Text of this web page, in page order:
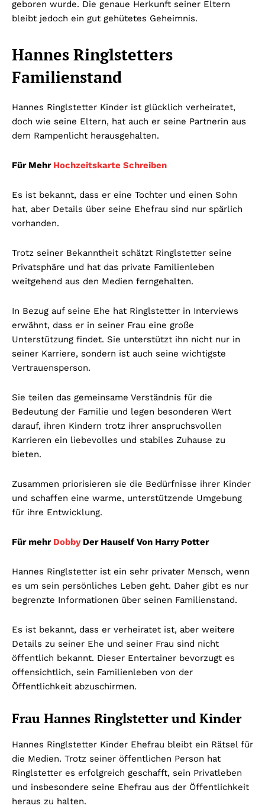
geboren wurde. Die genaue Herkunft seiner Eltern
bleibt jedoch ein gut gehütetes Geheimnis.
Hannes Ringlstetters
Familienstand
Hannes Ringlstetter Kinder ist glücklich verheiratet,
doch wie seine Eltern, hat auch er seine Partnerin aus
dem Rampenlicht herausgehalten.
Für Mehr Hochzeitskarte Schreiben
Es ist bekannt, dass er eine Tochter und einen Sohn
hat, aber Details über seine Ehefrau sind nur spärlich
vorhanden.
Trotz seiner Bekanntheit schätzt Ringlstetter seine
Privatsphäre und hat das private Familienleben
weitgehend aus den Medien ferngehalten.
In Bezug auf seine Ehe hat Ringlstetter in Interviews
erwähnt, dass er in seiner Frau eine große
Unterstützung findet. Sie unterstützt ihn nicht nur in
seiner Karriere, sondern ist auch seine wichtigste
Vertrauensperson.
Sie teilen das gemeinsame Verständnis für die
Bedeutung der Familie und legen besonderen Wert
darauf, ihren Kindern trotz ihrer anspruchsvollen
Karrieren ein liebevolles und stabiles Zuhause zu
bieten.
Zusammen priorisieren sie die Bedürfnisse ihrer Kinder
und schaffen eine warme, unterstützende Umgebung
für ihre Entwicklung.
Für mehr DobbyDer Hauself Von Harry Potter
Hannes Ringlstetter ist ein sehr privater Mensch, wenn
es um sein persönliches Leben geht. Daher gibt es nur
begrenzte Informationen über seinen Familienstand.
Es ist bekannt, dass er verheiratet ist, aber weitere
Details zu seiner Ehe und seiner Frau sind nicht
öffentlich bekannt. Dieser Entertainer bevorzugt es
offensichtlich, sein Familienleben von der
Öffentlichkeit abzuschirmen.
Frau Hannes Ringlstetter und Kinder
Hannes Ringlstetter Kinder Ehefrau bleibt ein Rätsel für
die Medien. Trotz seiner öffentlichen Person hat
Ringlstetter es erfolgreich geschafft, sein Privatleben
und insbesondere seine Ehefrau aus der Öffentlichkeit
heraus zu halten.